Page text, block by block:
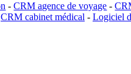
-CRM agence de voyage -
CRM cabinet médical- Logiciel